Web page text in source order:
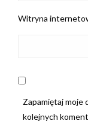
Witryna
Zapamiętaj moje
kolejnych